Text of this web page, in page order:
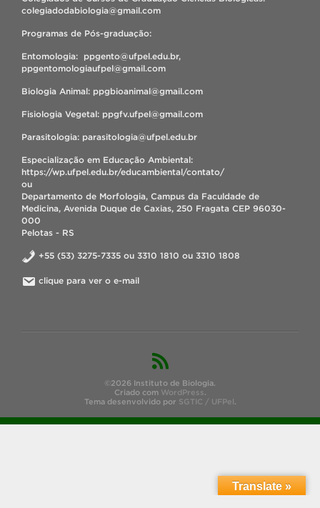
colegiadodabiologia@gmail.com
Programas de Pós-graduação:
Entomologia: ppgento@ufpel.edu.br,
ppgentomologiaufpel@gmail.com
Biologia Animal: ppgbioanimal@gmail.com
Fisiologia Vegetal: ppgfv.ufpel@gmail.com
Parasitologia: parasitologia@ufpel.edu.br
Especialização em Educação Ambiental:
https://wp.ufpel.edu.br/educambiental/contato/
ou
Departamento de Morfologia, Campus da Faculdade de
Medicina, Avenida Duque de Caxias, 250 Fragata CEP 96030-
000
Pelotas - RS
+55 (53) 3275-7335 ou 3310 1810 ou 3310 1808
clique para ver o e-mail
©2026 Instituto de Biologia.
Criado com WordPress.
Tema desenvolvido por SGTIC / UFPel.
Translate »